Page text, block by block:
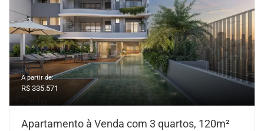
A partir de:
R$ 335.571
Apartamento à Venda com 3 quartos, 120m²